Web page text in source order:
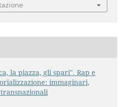
la piazza, gli spari". Rap e
immaginari,